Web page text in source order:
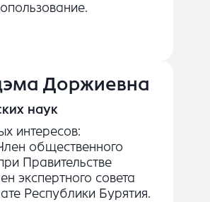
Доржиевна
наук
интересов:
общественного
Правительстве
экспертного совета
Республики Бурятия.